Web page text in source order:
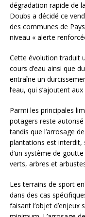
dégradation rapide de
Doubs a décidé ce
des communes de
niveau « alerte
Cette évolution traduit
cours d’eau ainsi que
entraîne un
l’eau, qui s’ajoutent
Parmi les principales
potagers reste
tandis que l’arrosage
plantations est interdit,
d’un système de
verts, arbres et
Les terrains de sport
dans des cas
faisant l’objet